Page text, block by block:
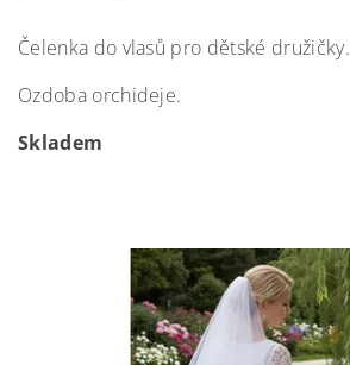
Čelenka do vlasů pro dětské družičky.
Ozdoba orchideje.
Skladem